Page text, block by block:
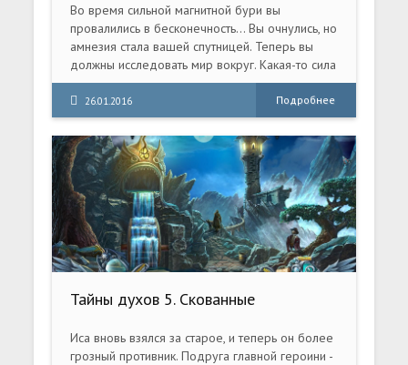
Во время сильной магнитной бури вы
провалились в бесконечность... Вы очнулись, но
амнезия стала вашей спутницей. Теперь вы
должны исследовать мир вокруг. Какая-то сила
подталкивает вас, чтобы вы поднимались все
выше и выше. Внезапно вы видите в тумане
огромную башню. Вы чувствуете, что если
хотите получить ответы на свои вопросы... вам
придется взобраться на нее. Сделать это
будет непросто. Башню защищает
современная система безопасности, состоящая
из сложных механизмов, смертоносных
лазеров и роботов, которые постоянно следят
за вами. Если хотите выжить, вам нужно
пользоваться своими умениями (прыжок,
оружием, как "Переключатель", с помощью
ловушки и роботов. Только так вы сможете
добраться до вершины башни и раскрыть
26.01.2016 Подробнее
Тайны духов 5. Скованные
(2015) PC
Иса вновь взялся за старое, и теперь он более
грозный противник. Подруга главной героини -